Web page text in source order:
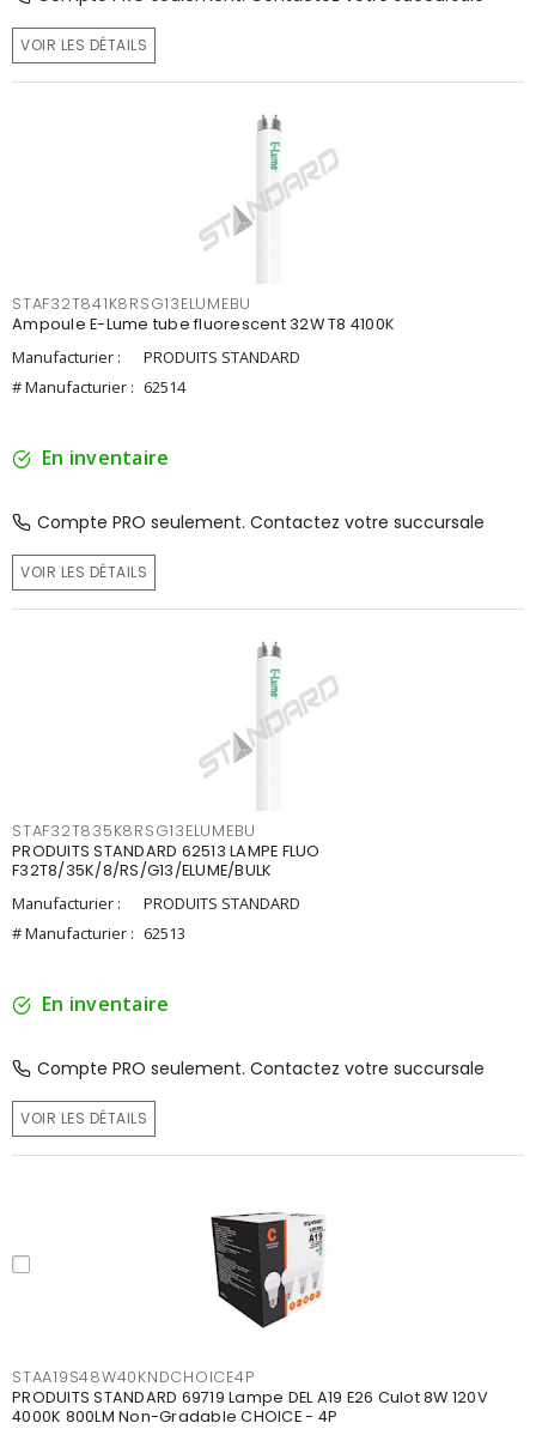
VOIR LES DÉTAILS
STAF32T841K8RSG13ELUMEBU
Ampoule E-Lume tube fluorescent 32W T8 4100K
Manufacturier :
PRODUITS STANDARD
# Manufacturier : 62514
En inventaire
Compte PRO seulement. Contactez votre succursale
VOIR LES DÉTAILS
STAF32T835K8RSG13ELUMEBU
PRODUITS STANDARD 62513 LAMPE FLUO
F32T8/35K/8/RS/G13/ELUME/BULK
Manufacturier :
PRODUITS STANDARD
# Manufacturier : 62513
En inventaire
Compte PRO seulement. Contactez votre succursale
VOIR LES DÉTAILS
STAA19S48W40KNDCHOICE4P
PRODUITS STANDARD 69719 Lampe DEL A19 E26 Culot 8W 120V
4000K 800LM Non-Gradable CHOICE - 4P